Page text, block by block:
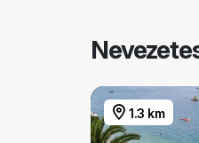
1.3 km